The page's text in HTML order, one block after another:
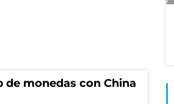
monedas con China